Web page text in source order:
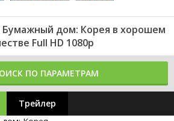
дом: Корея в хорошем
Full HD 1080p
ПО ПАРАМЕТРАМ
Трейлер